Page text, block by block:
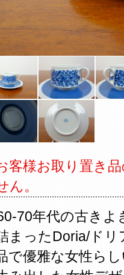
客様お取り置き
ん。
70年代の古き
まったDoria/ドリ
で優雅な女性ら